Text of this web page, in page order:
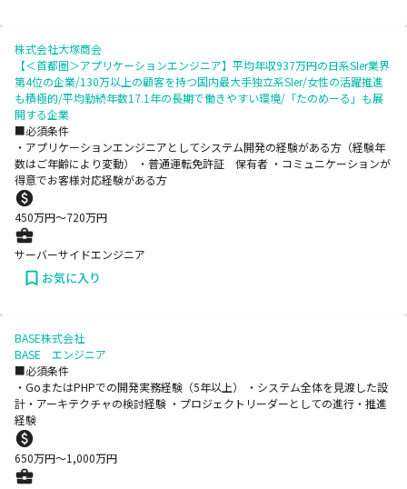
株式会社大塚商会
【＜首都圏＞アプリケーションエンジニア】平均年収937万円の日系SIer業界
第4位の企業/130万以上の顧客を持つ国内最大手独立系SIer/女性の活躍推進
も積極的/平均勤続年数17.1年の長期で働きやすい環境/「たのめーる」も展
開する企業
■必須条件
・アプリケーションエンジニアとしてシステム開発の経験がある方（経験年
数はご年齢により変動） ・普通運転免許証 保有者 ・コミュニケーションが
得意でお客様対応経験がある方
450万円〜720万円
サーバーサイドエンジニア
お気に入り
BASE株式会社
BASE エンジニア
■必須条件
・GoまたはPHPでの開発実務経験（5年以上） ・システム全体を見渡した設
計・アーキテクチャの検討経験 ・プロジェクトリーダーとしての進行・推進
経験
650万円〜1,000万円